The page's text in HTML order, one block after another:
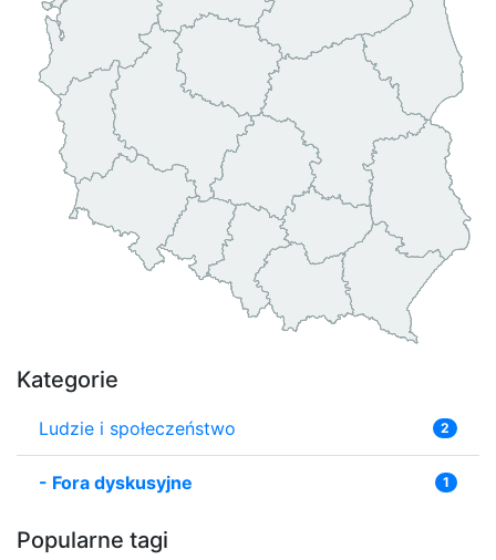
Kategorie
Ludzie i społeczeństwo 2
- Fora dyskusyjne 1
Popularne tagi